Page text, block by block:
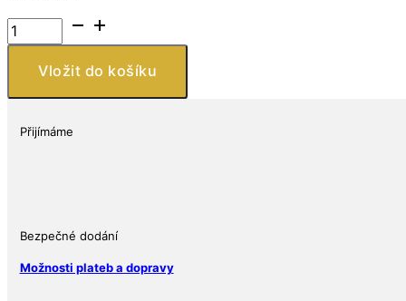
Perth
Mint
Mince
Daffy
Tep
Vložit do košíku
Přijímáme
Bezpečné dodání
Možnosti plateb a dopravy